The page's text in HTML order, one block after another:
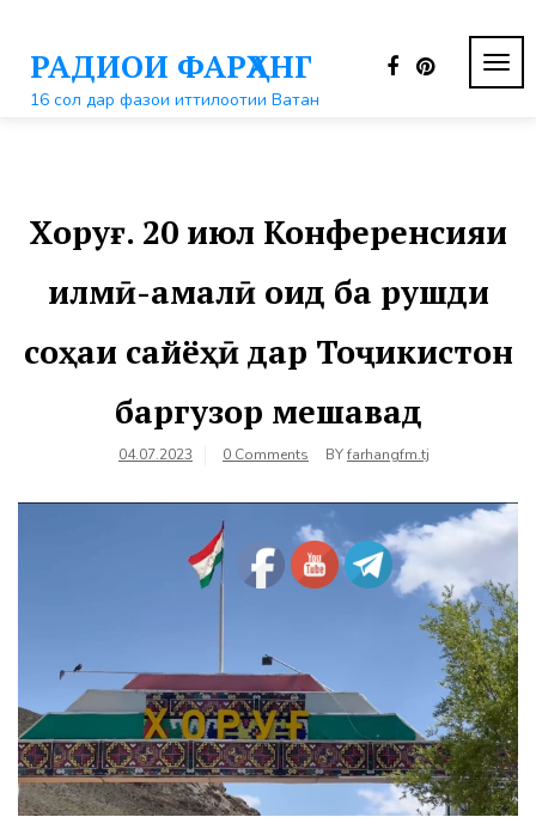
контентуРАДИОИ ФАРҲАНГ
16 сол дар фазои иттилоотии Ватан
Хоруғ. 20 июл Конференсияи
илмӣ-амалӣ оид ба рушди
соҳаи сайёҳӣ дар Тоҷикистон
баргузор мешавад
04.07.2023 0 Comments BYfarhangfm.tj